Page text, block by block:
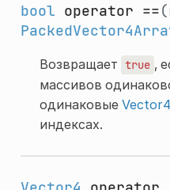
bool operator ==
Возвращает true ,
массивов
одинаковые Vector4
индексах.